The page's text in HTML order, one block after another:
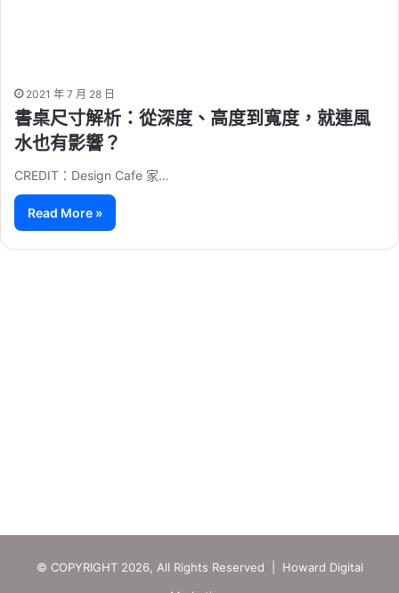
2021 年 7 月 28 日
書桌尺寸解析：從深度、高度到寬度，就連風
水也有影響？
CREDIT：Design Cafe 家…
Read More »
© COPYRIGHT 2026, All Rights Reserved | Howard Digital